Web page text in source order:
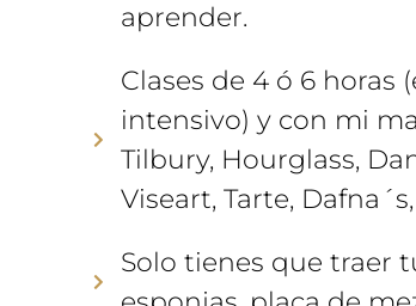
aprender.
Clases de 4 ó 6 horas
intensivo) y con mi
Tilbury, Hourglass,
Viseart, Tarte,
Solo tienes que traer